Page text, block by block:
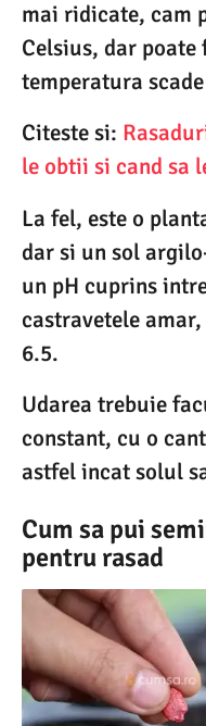
mai ridicate, cam
Celsius, dar
temperatura
Citeste si:
le obtii si cand sa
La fel, este o
dar si un sol
un pH cuprins
castravetele
6.5.
Udarea trebuie
constant, cu o
astfel incat solul
Cum sa pui
pentru rasad